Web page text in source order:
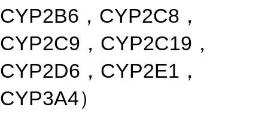
CYP2B6，CYP2C8，
CYP2C9，CYP2C19，
CYP2D6，CYP2E1，
CYP3A4）